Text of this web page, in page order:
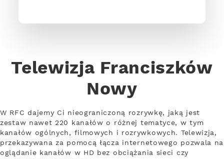
Telewizja Franciszków
Nowy
W RFC dajemy Ci nieograniczoną rozrywkę, jaką jest
zestaw nawet 220 kanałów o różnej tematyce, w tym
kanałów ogólnych, filmowych i rozrywkowych. Telewizja,
przekazywana za pomocą łącza internetowego pozwala na
oglądanie kanałów w HD bez obciążania sieci czy